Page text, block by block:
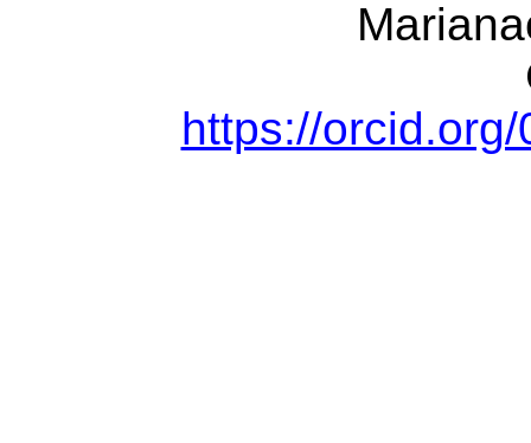
https://